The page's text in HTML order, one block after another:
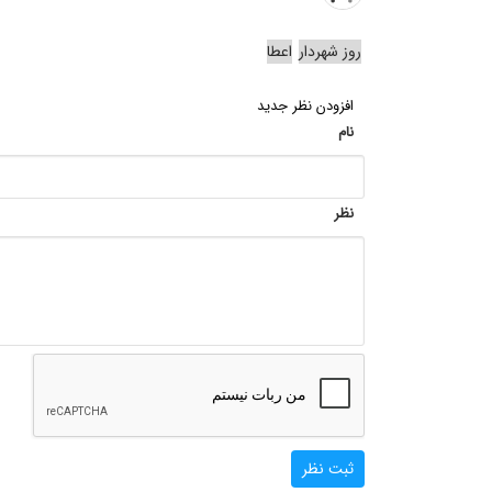
روز شهردار اعطا
افزودن نظر جدید
نام
نظر
ثبت نظر